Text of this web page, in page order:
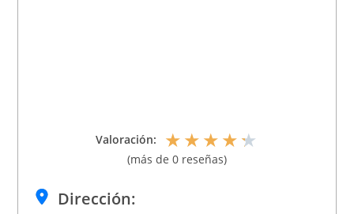
Valoración: ★★★★★
(más de 0 reseñas)
Dirección: